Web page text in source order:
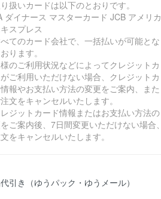
り扱いカードは以下のとおりです。
ダイナース マスターカード JCB アメリカ
スプレス
べてのカード会社で、一括払いが可能とな
ります。
のご利用状況などによってクレジットカ
ご利用いただけない場合、クレジットカ
報やお支払い方法の変更をご案内、また
文をキャンセルいたします。
レジットカード情報またはお支払い方法の
ご案内後、7日間変更いただけない場合、
をキャンセルいたします。
引き（ゆうパック・ゆうメール）